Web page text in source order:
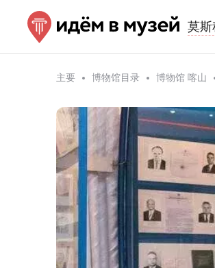
莫斯
主要 博物馆目录 博物馆 喀山